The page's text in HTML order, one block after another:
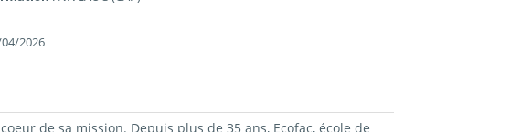
2026
de sa mission. Depuis plus de 35 ans, Ecofac, école de